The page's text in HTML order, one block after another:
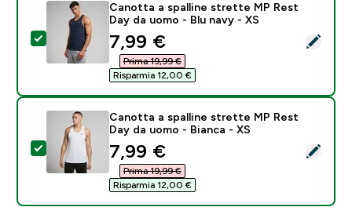
Seleziona questo prodotto - Canotta a spalline
Canotta a spalline strette MP Rest
Day da uomo - Blu navy - XS
discounted price
7,99 €‎
Prima 19,99 €‎
Risparmia 12,00 €‎
Seleziona questo prodotto - Canotta a spalline
Canotta a spalline strette MP Rest
Day da uomo - Bianca - XS
discounted price
7,99 €‎
Prima 19,99 €‎
Risparmia 12,00 €‎